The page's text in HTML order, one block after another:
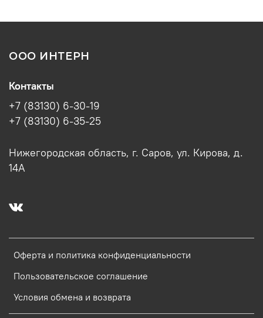
ООО ИНТЕРН
Оферта и политика конфиденциальности
Пользовательское соглашение
Условия обмена и возврата
Контакты
+7 (83130) 6-30-19
+7 (83130) 6-35-25
Нижегородская область, г. Саров, ул. Кирова, д.
14А